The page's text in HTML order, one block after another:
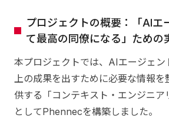
プロジェクトの概要：「AIエ
て最高の同僚になる」ための
本プロジェクトでは、AIエージェン
上の成果を出すために必要な情報を
供する「コンテキスト・エンジニア
としてPhennecを構築しました。